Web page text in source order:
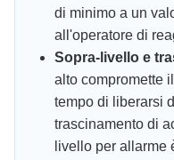
di minimo a un
all'operatore di
Sopra-livello e
alto compromette
tempo di liberarsi
trascinamento di
livello per allarme